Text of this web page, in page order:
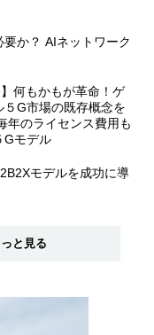
か？ AIネットワーク
何もかもが革命！ゲ
G市場の既存概念を
年のライセンス費用も
モデル
モデルを成功に導
と見る